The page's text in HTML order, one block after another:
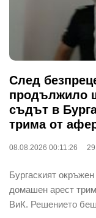
След
продължило
съдът в
трима от
08.08.2026 00:11:26
Бургаският
домашен арест
ВиК. Решението